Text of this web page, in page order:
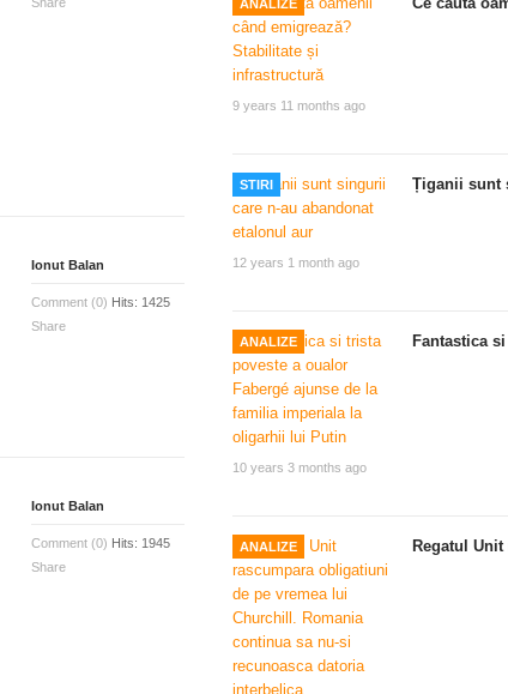
Ionut Balan
Comment (0) Hits: 1425
Share
Ionut Balan
Comment (0) Hits: 1945
Share
ANALIZE
9 years 11 months ago
STIRI
12 years 1 month ago
Țiganii sunt
ANALIZE
10 years 3 months ago
Fantastica
ANALIZE Regatul